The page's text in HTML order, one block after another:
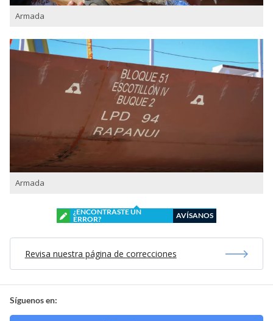
Armada
Armada
¿ENCONTRASTE UN
ERROR?
AVÍSANOS
Revisa nuestra página de correcciones
Síguenos en: